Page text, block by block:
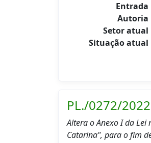
Entrada
Autoria
Setor atual
Situação atual
PL./0272/2022
Altera o Anexo I da Lei
Catarina", para o fim